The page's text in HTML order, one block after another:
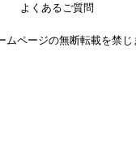
よくあるご質問
ムページの無断転載を禁じ